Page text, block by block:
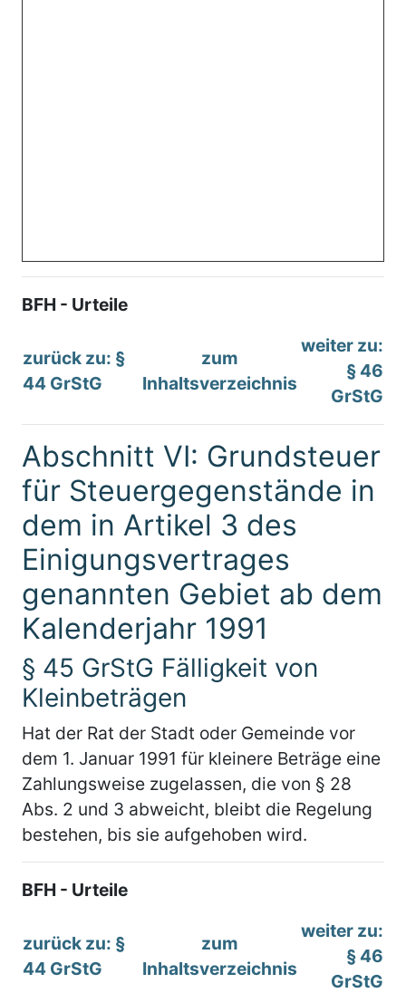
BFH - Urteile
zurück zu: §
44 GrStG
zum
Inhaltsverzeichnis
weiter zu:
§ 46
GrStG
Abschnitt VI: Grundsteuer
für Steuergegenstände in
dem in Artikel 3 des
Einigungsvertrages
genannten Gebiet ab dem
Kalenderjahr 1991
§ 45 GrStG Fälligkeit von
Kleinbeträgen
Hat der Rat der Stadt oder Gemeinde vor
dem 1. Januar 1991 für kleinere Beträge eine
Zahlungsweise zugelassen, die von § 28
Abs. 2 und 3 abweicht, bleibt die Regelung
bestehen, bis sie aufgehoben wird.
BFH - Urteile
zurück zu: §
44 GrStG
zum
Inhaltsverzeichnis
weiter zu:
§ 46
GrStG